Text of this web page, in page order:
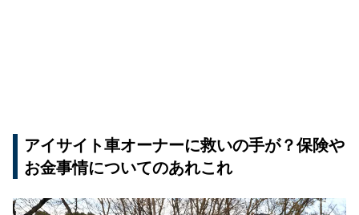
アイサイト車オーナーに救いの手が？保険や
お金事情についてのあれこれ